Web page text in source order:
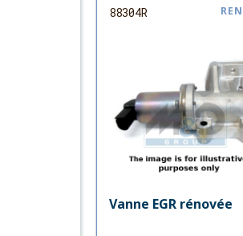
88304R
Vanne EGR rénovée